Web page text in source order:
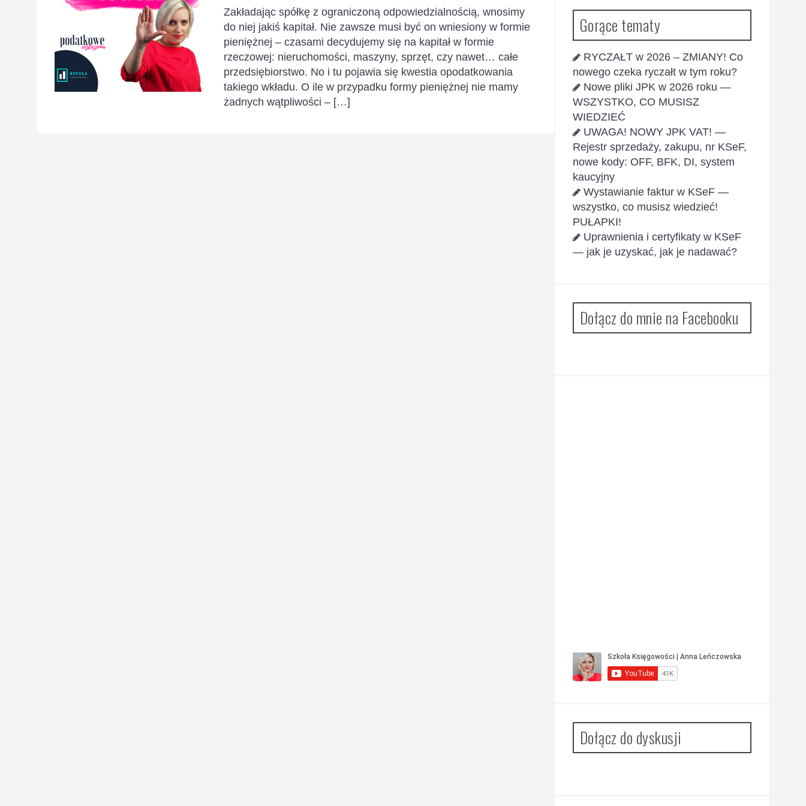
Zakładając spółkę z ograniczoną odpowiedzialnością, wnosimy
do niej jakiś kapitał. Nie zawsze musi być on wniesiony w formie
pieniężnej – czasami decydujemy się na kapitał w formie
rzeczowej: nieruchomości, maszyny, sprzęt, czy nawet… całe
przedsiębiorstwo. No i tu pojawia się kwestia opodatkowania
takiego wkładu. O ile w przypadku formy pieniężnej nie mamy
żadnych wątpliwości – […]
Gorące tematy
RYCZAŁT w 2026 – ZMIANY! Co
nowego czeka ryczałt w tym roku?
Nowe pliki JPK w 2026 roku —
WSZYSTKO, CO MUSISZ
WIEDZIEĆ
UWAGA! NOWY JPK VAT! —
Rejestr sprzedaży, zakupu, nr KSeF,
nowe kody: OFF, BFK, DI, system
kaucyjny
Wystawianie faktur w KSeF —
wszystko, co musisz wiedzieć!
PUŁAPKI!
Uprawnienia i certyfikaty w KSeF
— jak je uzyskać, jak je nadawać?
Dołącz do mnie na Facebooku
Dołącz do dyskusji